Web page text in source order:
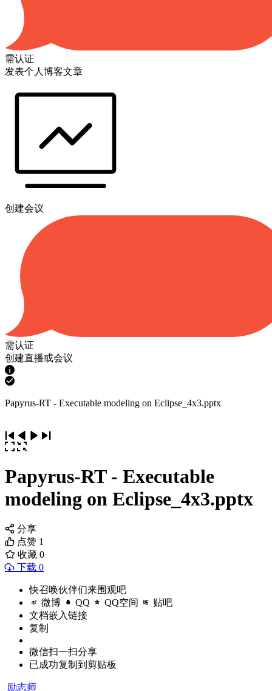
需认证
发表个人博客文章
创建会议
需认证
创建直播或会议
Papyrus-RT - Executable modeling on Eclipse_4x3.pptx
Papyrus-RT - Executable
modeling on Eclipse_4x3.pptx
分享
点赞 1
收藏 0
下载 0
快召唤伙伴们来围观吧
微博 QQ QQ空间 贴吧
文档嵌入链接
复制
微信扫一扫分享
已成功复制到剪贴板
励志师